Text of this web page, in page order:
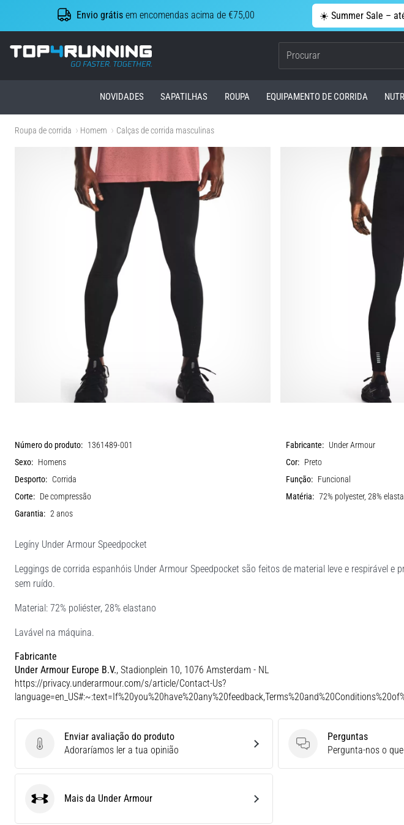
Envio grátis em encomendas acima de €75,00 ☀️ Summer Sale –
Top4Running.pt
NOVIDADES SAPATILHAS ROUPA EQUIPAMENTO DE CORRIDA
Roupa de corrida Homem Calças de corrida masculinas
Número do produto: 1361489-001 Fabricante: Under Armour
Sexo: Homens Cor: Preto
Desporto: Corrida Função: Funcional
Corte: De compressão Matéria: 72% polyester, 28%
Garantia: 2 anos
Legíny Under Armour Speedpocket
Leggings de corrida espanhóis Under Armour Speedpocket são feitos de material leve e respirável e
sem ruído.
Material: 72% poliéster, 28% elastano
Lavável na máquina.
Fabricante
Under Armour Europe B.V., Stadionplein 10, 1076 Amsterdam - NL
https://privacy.underarmour.com/s/article/Contact-Us?
Enviar avaliação do produto
Enviar avaliação do produto
Adoraríamos ler a tua opinião
Perguntas
Perguntas
Pergunta-nos o
Under ArmourMais da Under Armour